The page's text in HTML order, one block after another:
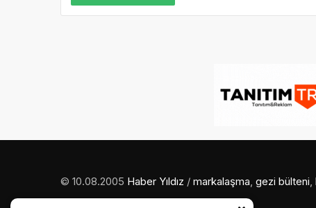
© 10.08.2005 Haber Yıldız / markalaşma, gezi bülteni,